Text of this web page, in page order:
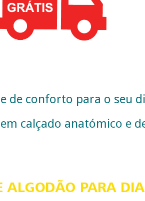
de conforto para o seu
calçado anatómico e